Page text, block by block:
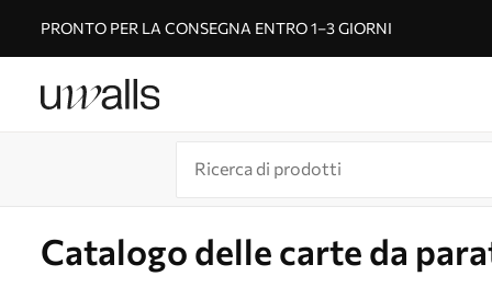
PRONTO PER LA CONSEGNA ENTRO 1–3 GIORNI
Catalogo delle carte da